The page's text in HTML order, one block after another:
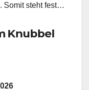
Somit steht fest…
Knubbel